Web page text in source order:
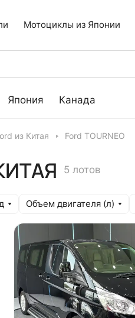
Мотоциклы из Японии
Япония Канада
из Китая Ford TOURNEO
5 лотов
Объем двигателя (л)